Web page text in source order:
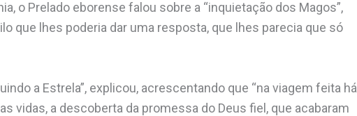
o Prelado eborense falou sobre a “inquietação dos Magos”,
que lhes poderia dar uma resposta, que lhes parecia que só
a Estrela”, explicou, acrescentando que “na viagem feita há
vidas, a descoberta da promessa do Deus fiel, que acabaram